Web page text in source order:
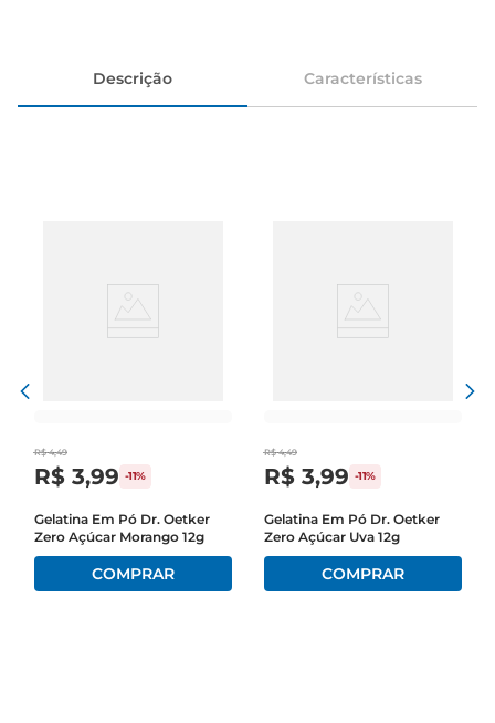
Descrição Características
R$ 4,49
R$ 3,99 -11%
Gelatina Em Pó Dr. Oetker
Zero Açúcar Morango 12g
R$ 4,49
R$ 3,99 -11%
Gelatina Em Pó Dr. Oetker
Zero Açúcar Uva 12g